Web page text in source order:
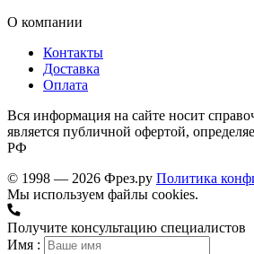
О компании
Контакты
Доставка
Оплата
Вся информация на сайте носит
является публичной офертой,
РФ
© 1998 — 2026 Фрез.ру Политика
Мы используем файлы cookies.
Получите консультацию специалистов
Имя :